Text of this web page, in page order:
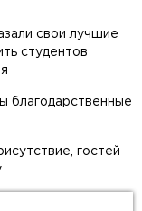
свои лучшие
студентов
благодарственные
гостей